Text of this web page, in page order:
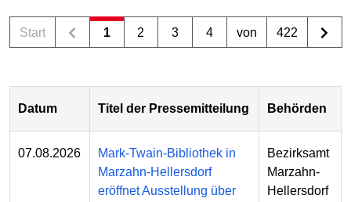
Start 1 2 3 4 von 422
Datum Titel der Pressemitteilung Behörden
07.08.2026
Mark-Twain-Bibliothek in
Marzahn-Hellersdorf
eröffnet Ausstellung über
Bezirksamt
Marzahn-
Hellersdorf